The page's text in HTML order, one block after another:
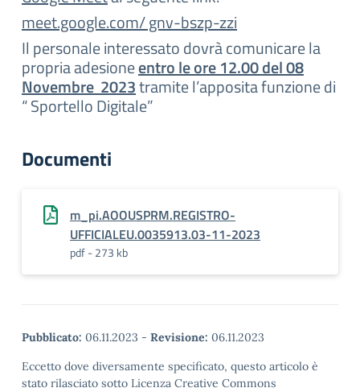
meet.google.com/ gnv-bszp-zzi
Il personale interessato dovrà comunicare la
propria adesioneentro le ore 12.00 del 08
Novembre 2023tramite l’apposita funzione di
“ Sportello Digitale”
Documenti
m_pi.AOOUSPRM.REGISTRO-
UFFICIALEU.0035913.03-11-2023
pdf - 273 kb
Pubblicato: 06.11.2023 - Revisione: 06.11.2023
Eccetto dove diversamente specificato, questo articolo è
stato rilasciato sotto Licenza Creative Commons